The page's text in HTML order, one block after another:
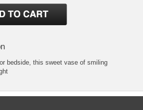
bedside, this sweet vase of smiling